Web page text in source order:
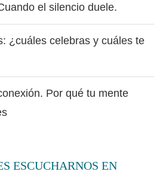
el silencio duele.
¿cuáles celebras y cuáles te
Por qué tu mente
ESCUCHARNOS EN